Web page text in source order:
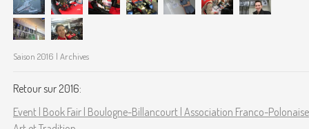
Saison 2016 | Archives
Retour sur 2016:
Event | Book Fair | Boulogne-Billancourt | Association Franco-Polonaise